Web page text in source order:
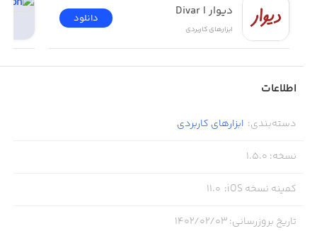
همین الان دانلود کنید و لذت ببرید 😍
دیوار | Divar
ابزار‌های کاربردی
دانلود
اطلاعات
دسته‌بندی: ابزار‌های کاربردی
نسخه:
1.5.0
کمینه نسخه iOS :
11.0
تاریخ بروزرسانی:۱۴۰۲/۰۲/۰۳